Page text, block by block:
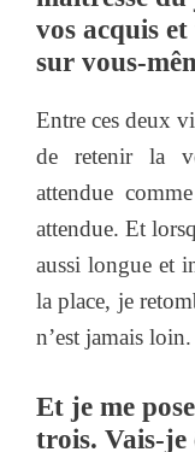
vos acquis
sur vous-
Entre ces deux
de retenir la
attendue
attendue. Et
aussi longue et
la place, je
n’est jamais loin.
Et je me
trois. Vais-je